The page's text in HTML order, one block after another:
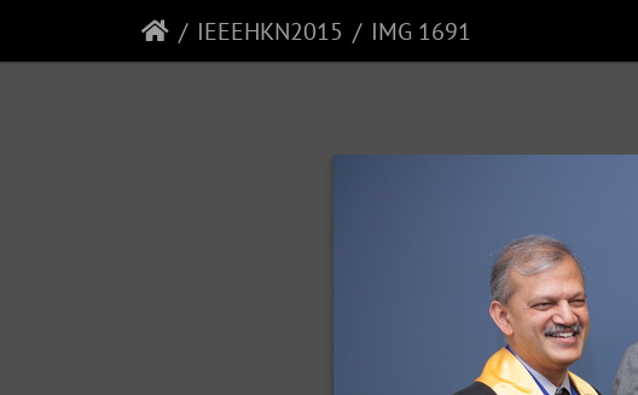
IEEEHKN2015 IMG 1691